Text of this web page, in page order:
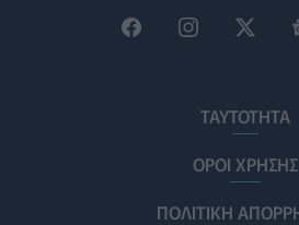
Η ΕΙΝΑΠ καταγγέλλει την
Ηλεκτρικά πατίνια: 3,5 φορές
07/08/2026 - 14:00
ΤΑΥΤΟΤΗΤΑ
ΟΡΟΙ ΧΡΗΣΗΣ
ΠΟΛΙΤΙΚΗ